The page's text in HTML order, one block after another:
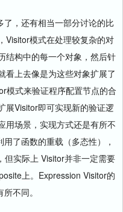
，还有相当一部分讨论的比
Visitor模式在处理较复杂的对
结构中的每一个对象，然后针
看上去像是为这些对象扩展了
模式来验证程序配置节点的合
展Visitor即可实现新的验证逻
用场景，实现方式还是有所不
了函数的重载（多态性），
但实际上 Visitor并非一定需要
上。Expression Visitor的
不同。